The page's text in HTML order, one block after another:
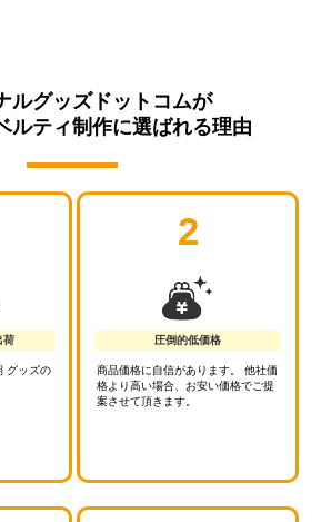
ルグッズドットコムが
ルティ制作に選ばれる理由
荷
グッズの
2
圧倒的低価格
商品価格に自信があります。 他社価
格より高い場合、お安い価格でご提
案させて頂きます。